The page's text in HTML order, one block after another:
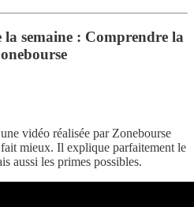
semaine : Comprendre la
vidéo réalisée par Zonebourse
fait mieux. Il explique parfaitement le
aussi les primes possibles.